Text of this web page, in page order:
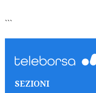
```
SEZIONI